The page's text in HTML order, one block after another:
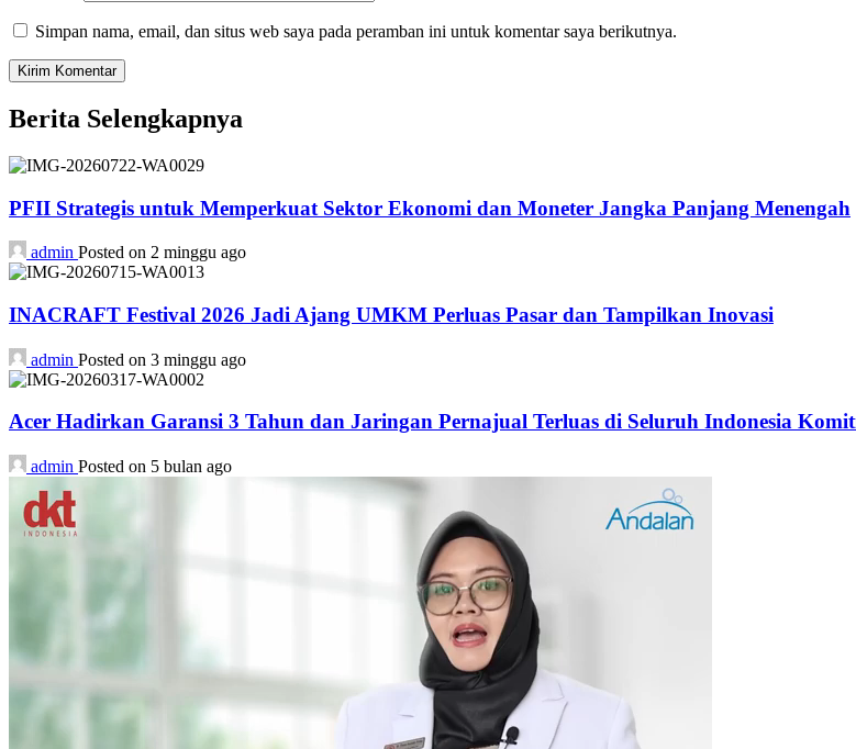
Simpan nama, email, dan situs web saya pada peramban ini untuk komentar saya berikutnya.
Berita Selengkapnya
PFII Strategis untuk Memperkuat Sektor Ekonomi dan Moneter Jangka Panjang Menengah
admin Posted on 2 minggu ago
INACRAFT Festival 2026 Jadi Ajang UMKM Perluas Pasar dan Tampilkan Inovasi
admin Posted on 3 minggu ago
Acer Hadirkan Garansi 3 Tahun dan Jaringan Pernajual Terluas di Seluruh Indonesia
admin Posted on 5 bulan ago